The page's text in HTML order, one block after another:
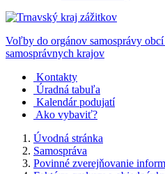
Voľby do orgánov samosprávy
samosprávnych krajov
Kontakty
Úradná tabuľa
Kalendár podujatí
Ako vybaviť?
Úvodná stránka
Samospráva
Povinné zverejňovanie